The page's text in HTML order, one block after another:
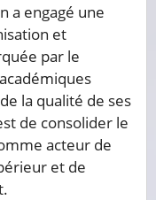
a engagé une
et
par le
la qualité de ses
de consolider le
acteur de
et de